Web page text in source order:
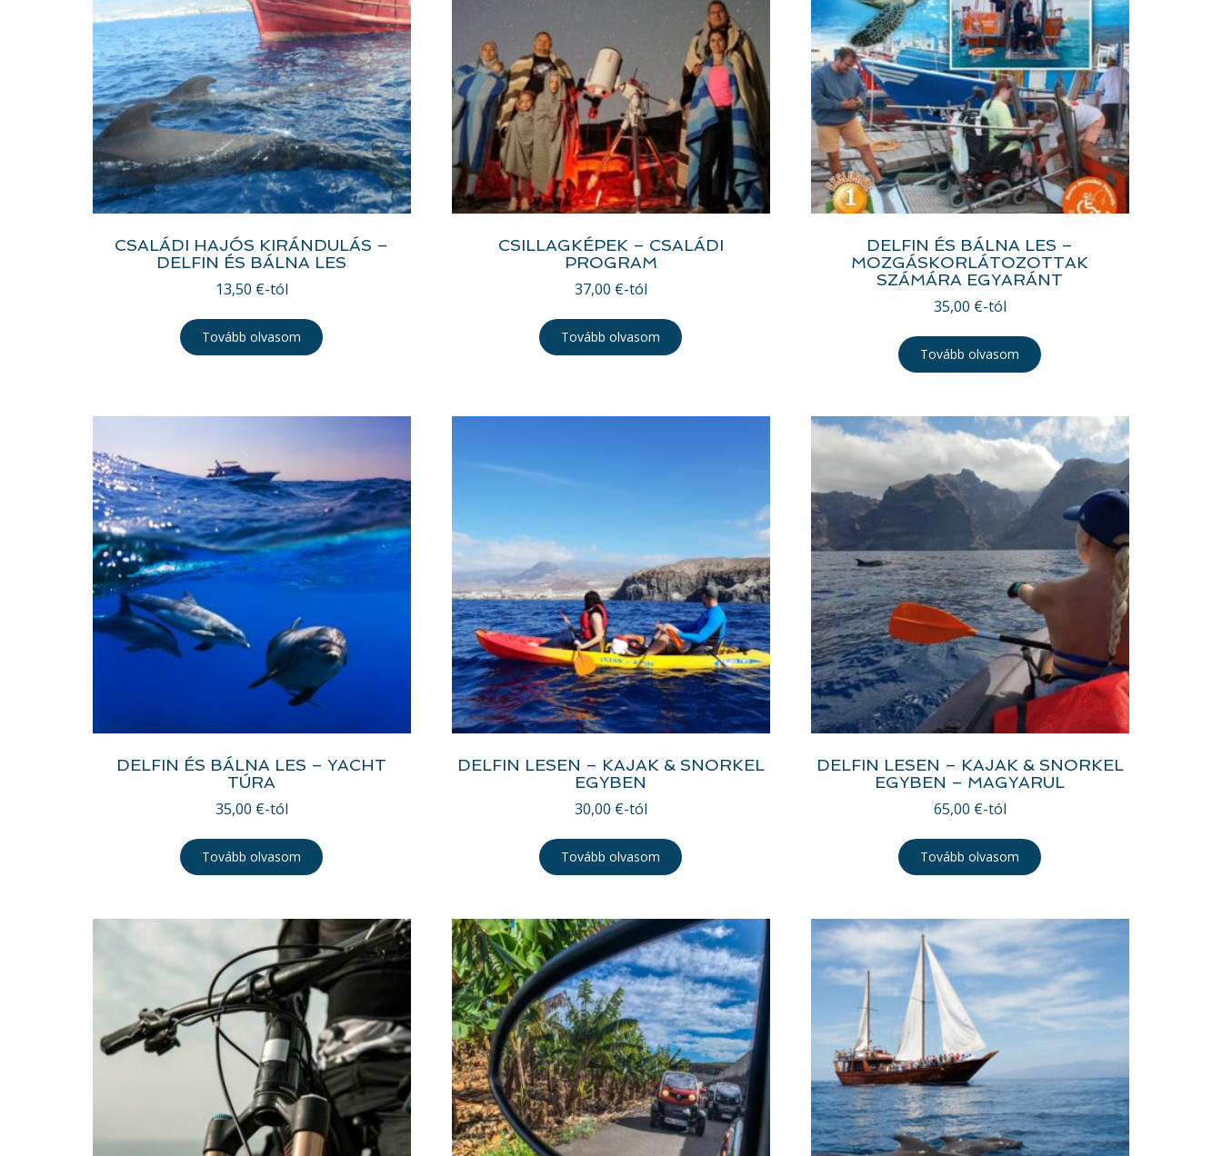
CSALÁDI HAJÓS KIRÁNDULÁS –
DELFIN ÉS BÁLNA LES
13,50 €-tól
Tovább olvasom
CSILLAGKÉPEK – CSALÁDI
PROGRAM
37,00 €-tól
Tovább olvasom
DELFIN ÉS BÁLNA LES –
MOZGÁSKORLÁTOZOTTAK
SZÁMÁRA EGYARÁNT
35,00 €-tól
Tovább olvasom
DELFIN ÉS BÁLNA LES – YACHT
TÚRA
35,00 €-tól
Tovább olvasom
DELFIN LESEN – KAJAK & SNORKEL
EGYBEN
30,00 €-tól
Tovább olvasom
DELFIN LESEN – KAJAK & SNORKEL
EGYBEN – MAGYARUL
65,00 €-tól
Tovább olvasom